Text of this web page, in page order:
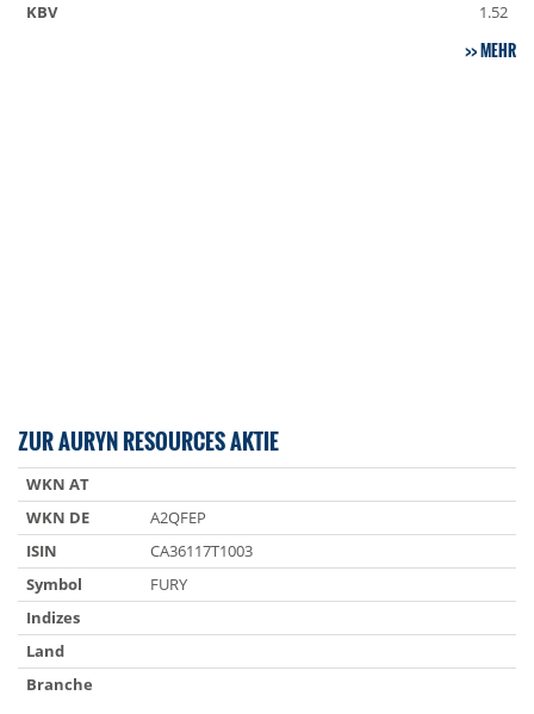
KBV
1.52
MEHR
ZUR AURYN RESOURCES AKTIE
WKN AT
WKN DE
A2QFEP
ISIN
CA36117T1003
Symbol
FURY
Indizes
Land
Branche